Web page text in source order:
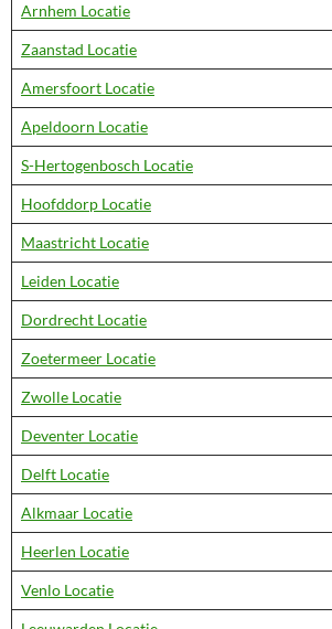
Arnhem Locatie
Zaanstad Locatie
Amersfoort Locatie
Apeldoorn Locatie
S-Hertogenbosch Locatie
Hoofddorp Locatie
Maastricht Locatie
Leiden Locatie
Dordrecht Locatie
Zoetermeer Locatie
Zwolle Locatie
Deventer Locatie
Delft Locatie
Alkmaar Locatie
Heerlen Locatie
Venlo Locatie